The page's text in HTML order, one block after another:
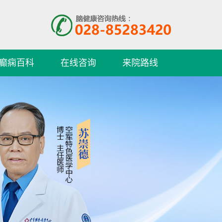
痫百科 在线咨询 来院路线